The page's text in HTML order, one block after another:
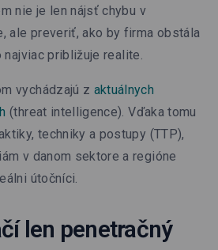
nie je len nájsť chybu v
ale preveriť, ako by firma obstála
približuje realite.
vychádzajú z aktuálnych
(threat intelligence). Vďaka tomu
techniky a postupy (TTP),
v danom sektore a regióne
útočníci.
len penetračný